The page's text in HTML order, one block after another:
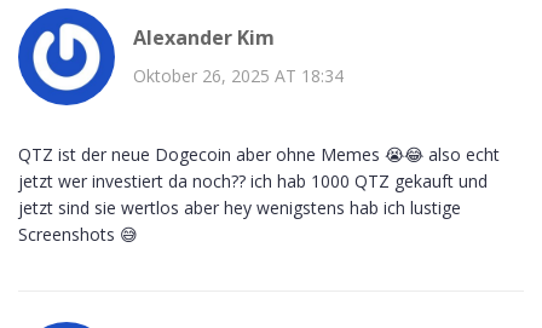
Alexander Kim
Oktober 26, 2025 AT 18:34
QTZ ist der neue Dogecoin aber ohne Memes 😭😂 also echt
jetzt wer investiert da noch?? ich hab 1000 QTZ gekauft und
jetzt sind sie wertlos aber hey wenigstens hab ich lustige
Screenshots 😅